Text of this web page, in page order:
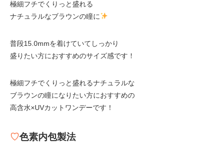
極細フチでくりっと盛れる
ナチュラルなブラウンの瞳に
普段15.0mmを着けていてしっかり
盛りたい方におすすめのサイズ感です！
極細フチでくりっと盛れるナチュラルな
ブラウンの瞳になりたい方におすすめの
高含水×UVカットワンデーです！
♡色素内包製法